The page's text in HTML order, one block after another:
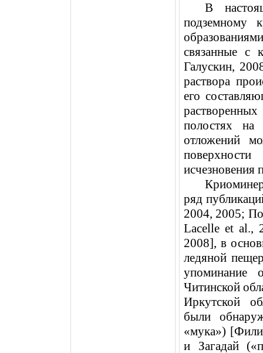
В
подземному
связанные с
Галускин,
раствора
его
полостях на
отложений
исчезновения
ряд
2004, 2005;
Lacelle et al.,
2008], в
ледяной
упоминание
Читинской
Иркутской
были
«мука»)
и Загадай